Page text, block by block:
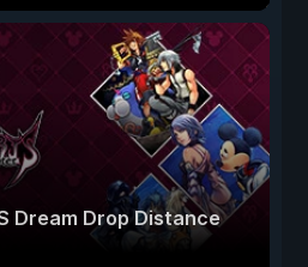
Dream Drop Distance